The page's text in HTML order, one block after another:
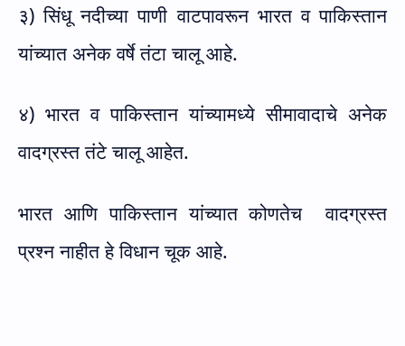
३) सिंधू नदीच्या पाणी वाटपावरून भारत व पाकिस्तान
यांच्यात अनेक वर्षे तंटा चालू आहे.
४) भारत व पाकिस्तान यांच्यामध्ये सीमावादाचे अनेक
वादग्रस्त तंटे चालू आहेत.
भारत आणि पाकिस्तान यांच्यात कोणतेच
वादग्रस्त
प्रश्न नाहीत हे विधान चूक आहे.